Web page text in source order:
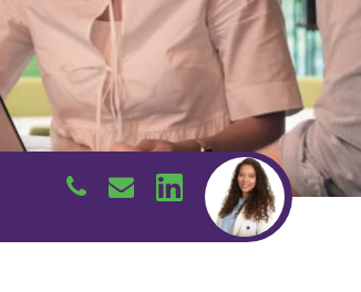
Neem contact op
Neem contact op
Neem contact op